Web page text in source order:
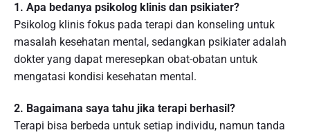
1. Apa bedanya psikolog klinis dan psikiater?
Psikolog klinis fokus pada terapi dan konseling untuk
masalah kesehatan mental, sedangkan psikiater adalah
dokter yang dapat meresepkan obat-obatan untuk
mengatasi kondisi kesehatan mental.
2. Bagaimana saya tahu jika terapi berhasil?
Terapi bisa berbeda untuk setiap individu, namun tanda